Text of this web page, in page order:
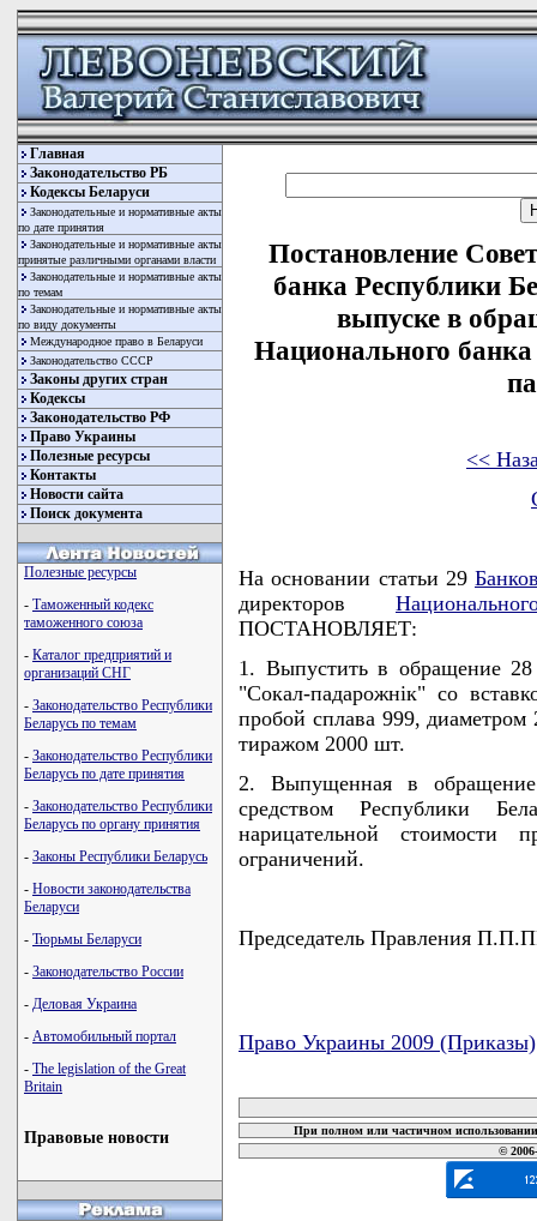
Главная
Законодательство РБ
Кодексы Беларуси
Законодательные и нормативные акты
по дате принятия
Законодательные и нормативные акты
принятые различными органами власти
Законодательные и нормативные акты
по темам
Законодательные и нормативные акты
по виду документы
Международное право в Беларуси
Законодательство СССР
Законы других стран
Кодексы
Законодательство РФ
Право Украины
Полезные ресурсы
Контакты
Новости сайта
Поиск документа
Полезные ресурсы
- Таможенный кодекс
таможенного союза
- Каталог предприятий и
организаций СНГ
- Законодательство Республики
Беларусь по темам
- Законодательство Республики
Беларусь по дате принятия
- Законодательство Республики
Беларусь по органу принятия
- Законы Республики Беларусь
- Новости законодательства
Беларуси
- Тюрьмы Беларуси
- Законодательство России
- Деловая Украина
- Автомобильный портал
- The legislation of the Great
Britain
Правовые новости
Постановление
банка Республики
выпуске в
Национального
<<
На основании статьи 29
директоров
ПОСТАНОВЛЯЕТ:
1. Выпустить в обращение
"Сокал-падарожнiк" со
пробой сплава 999,
тиражом 2000 шт.
2. Выпущенная в обращение
средством Республики
нарицательной
ограничений.
Председатель Правления
Право Украины 2009 (Приказы)
При полном или частичном
©